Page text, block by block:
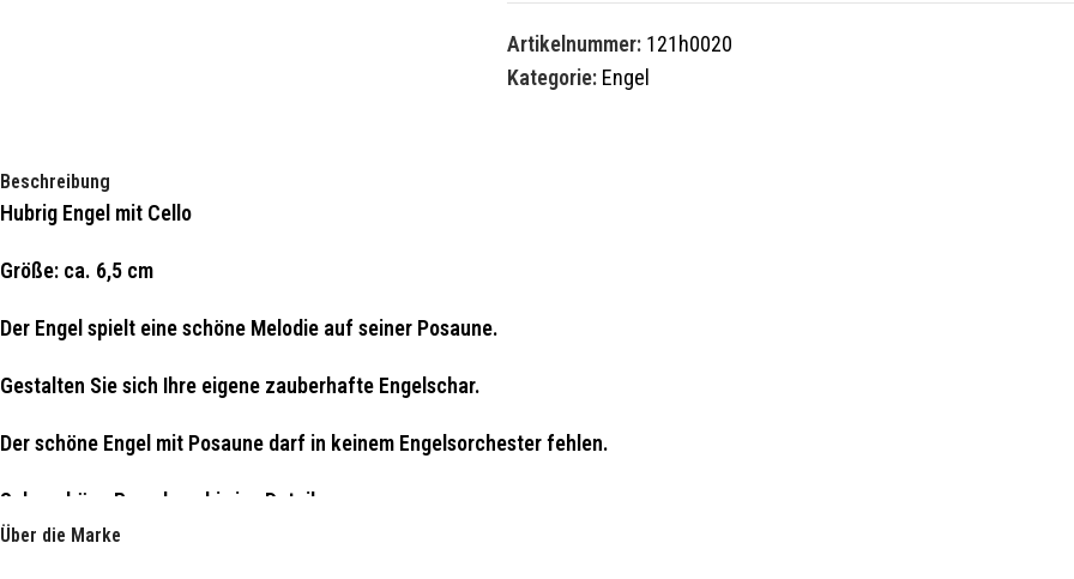
Artikelnummer: 121h0020
Kategorie: Engel
Beschreibung
Hubrig Engel mit Cello
Größe: ca. 6,5 cm
Der Engel spielt eine schöne Melodie auf seiner Posaune.
Gestalten Sie sich Ihre eigene zauberhafte Engelschar.
Der schöne Engel mit Posaune darf in keinem Engelsorchester fehlen.
Sehr schöne Bemalung bis ins Detail.
Über die Marke